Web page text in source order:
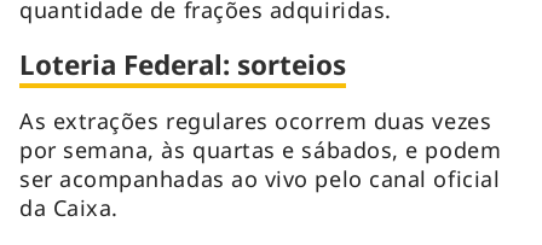
quantidade de frações adquiridas.
Loteria Federal: sorteios
As extrações regulares ocorrem duas vezes
por semana, às quartas e sábados, e podem
ser acompanhadas ao vivo pelo canal oficial
da Caixa.